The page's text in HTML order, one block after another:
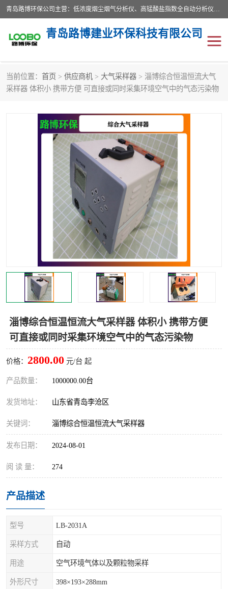
青岛路博环保公司主营：低浓度烟尘烟气分析仪、高锰酸盐指数全自动分析仪、便携式超声波明渠流量计、便携式水质采样器、恒温恒湿称重系统、手持式油烟检测仪等;是一家集环保科研、设计、生产、维护、销售和系统集成为一体的综合性高科技企业。路博人秉承"科学技术是第一生产力的重要理念，倡导环境友好型的生产、生活和消费方式。
青岛路博建业环保科技有限公司
当前位置： 首页 > 供应商机 > 大气采样器 > 淄博综合恒温恒流大气
采样器 体积小 携带方便 可直接或同时采集环境空气中的气态污染物
淄博综合恒温恒流大气采样器 体积小 携带方便
可直接或同时采集环境空气中的气态污染物
价格： 2800.00 元/台 起
产品数量： 1000000.00台
发货地址： 山东省青岛李沧区
关键词： 淄博综合恒温恒流大气采样器
发布日期： 2024-08-01
阅 读 量： 274
产品描述
型号 LB-2031A
采样方式 自动
用途 空气环境气体以及颗粒物采样
外形尺寸 398×193×288mm
生物安全柜 气体检测仪
水质检测仪 手持式油烟检测仪
恒温恒湿称重系统 二恶英采集器
实验室仪器 LB-8110降水降尘采样器
便携式水质采样器 LB-7035油气回收
便携式超声波明渠流量计 大气环境采样器
LB-4200高锰酸盐指数仪 LB-62便携式烟气分析仪
烟尘烟气设备 大气采样器
粉尘设备
新宇宙仪器 凯恩仪器
烟尘净化器